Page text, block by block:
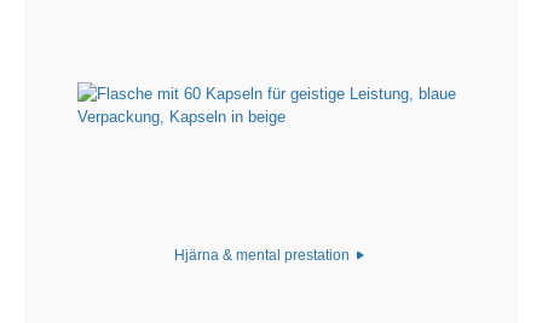
Hjärna & mental prestation